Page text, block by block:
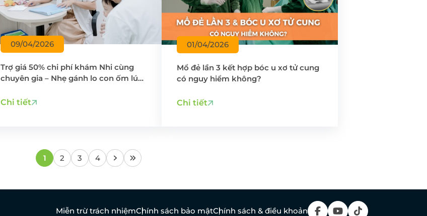
09/04/2026
Trợ giá 50% chi phí khám Nhi cùng
chuyên gia – Nhẹ gánh lo con ốm lúc
Chi tiết
01/04/2026
Mổ đẻ lần 3 kết hợp bóc u xơ tử cung
có nguy hiểm không?
Chi tiết
1 2 3 4
Miễn trừ trách nhiệmChính sách bảo mậtChính sách & điều khoản